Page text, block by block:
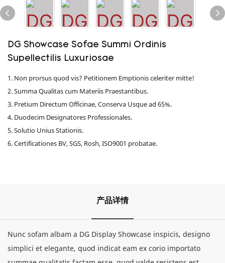
DG Showcase Sofae Summi Ordinis
Supellectilis Luxuriosae
1. Non prorsus quod vis? Petitionem Emptionis celeriter mitte!
2. Summa Qualitas cum Materiis Praestantibus.
3. Pretium Directum Officinae, Conserva Usque ad 65%.
4. Duodecim Designatores Professionales.
5. Solutio Unius Stationis.
6. Certificationes BV, SGS, Rosh, ISO9001 probatae.
产品详情
Nunc sofam albam a DG Display Showcase inspicis, designo
simplici et elegante, quod indicat eam ex corio importato